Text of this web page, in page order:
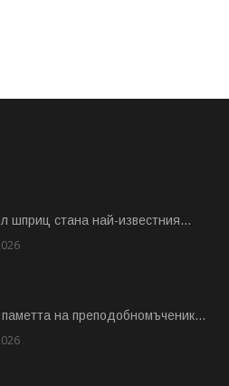
шприц стана най-известния...
на преподобномъченик...